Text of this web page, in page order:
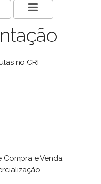
no CRI
e Venda,